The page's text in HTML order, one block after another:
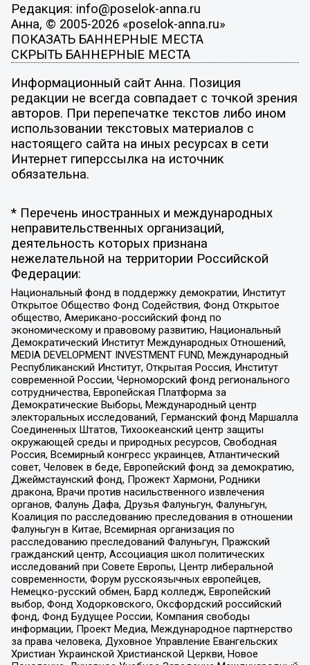
Редакция: info@poselok-anna.ru
Анна, © 2005-2026 «poselok-anna.ru»
ПОКАЗАТЬ БАННЕРНЫЕ МЕСТА
СКРЫТЬ БАННЕРНЫЕ МЕСТА
Информационный сайт Анна. Позиция
редакции не всегда совпадает с точкой зрения
авторов. При перепечатке текстов либо ином
использовании текстовых материалов с
настоящего сайта на иных ресурсах в сети
Интернет гиперссылка на источник
обязательна.
* Перечень иностранных и международных
неправительственных организаций,
деятельность которых признана
нежелательной на территории Российской
Федерации:
Национальный фонд в поддержку демократии, Институт
Открытое Общество Фонд Содействия, Фонд Открытое
общество, Американо-российский фонд по
экономическому и правовому развитию, Национальный
Демократический Институт Международных Отношений,
MEDIA DEVELOPMENT INVESTMENT FUND, Международный
Республиканский Институт, Открытая Россия, Институт
современной России, Черноморский фонд регионального
сотрудничества, Европейская Платформа за
Демократические Выборы, Международный центр
электоральных исследований, Германский фонд Маршалла
Соединенных Штатов, Тихоокеанский центр защиты
окружающей среды и природных ресурсов, Свободная
Россия, Всемирный конгресс украинцев, Атлантический
совет, Человек в беде, Европейский фонд за демократию,
Джеймстаунский фонд, Прожект Хармони, Родники
дракона, Врачи против насильственного извлечения
органов, Фалунь Дафа, Друзья Фалуньгун, Фалуньгун,
Коалиция по расследованию преследования в отношении
Фалуньгун в Китае, Всемирная организация по
расследованию преследований Фалуньгун, Пражский
гражданский центр, Ассоциация школ политических
исследований при Совете Европы, Центр либеральной
современности, Форум русскоязычных европейцев,
Немецко-русский обмен, Бард колледж, Европейский
выбор, Фонд Ходорковского, Оксфордский российский
фонд, Фонд Будущее России, Компания свободы
информации, Проект Медиа, Международное партнерство
за права человека, Духовное Управление Евангельских
Христиан Украинской Христианской Церкви, Новое